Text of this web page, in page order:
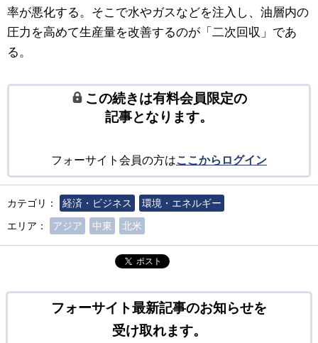
率が悪化する。そこで水やガスなどを注入し、油層内の
圧力を高めて生産量を改善するのが「二次回収」であ
る。
この続きは有料会員限定の
記事となります。
フォーサイト会員の方はここからログイン
カテゴリ： 経済・ビジネス
環境・エネルギー
エリア：
アジア 中東 北米
ポスト
フォーサイト最新記事のお知らせを
受け取れます。